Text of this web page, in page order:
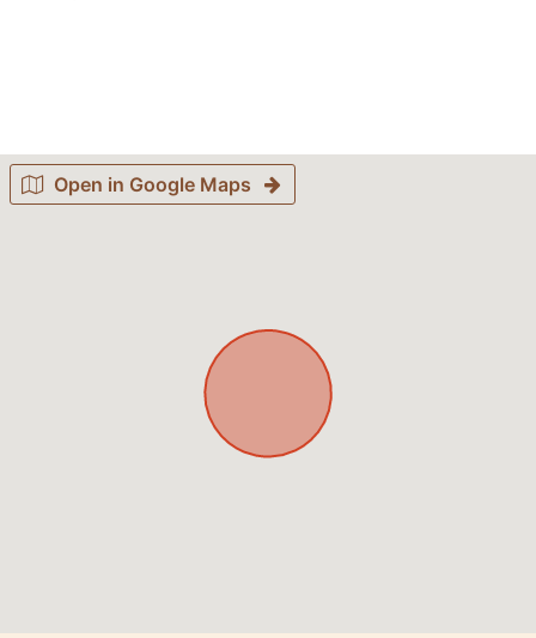
Open in Google Maps